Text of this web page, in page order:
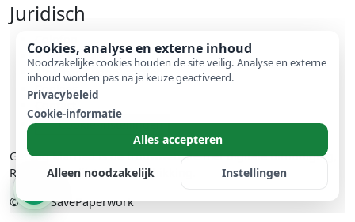
Cookies, analyse en externe inhoud
Noodzakelijke cookies houden de site veilig. Analyse en externe
inhoud worden pas na je keuze geactiveerd.
Privacybeleid
Cookie-informatie
Alles accepteren
Alleen noodzakelijk Instellingen
Juridisch
Privacybeleid
Algemene voorwaarden
Cookies
Contact
Cookie-instellingen
Getting Married is de trouwwebsite met digitale uitnodiging,
RSVP, gastenlijst en tafelschikking.
© 2026 SavePaperwork